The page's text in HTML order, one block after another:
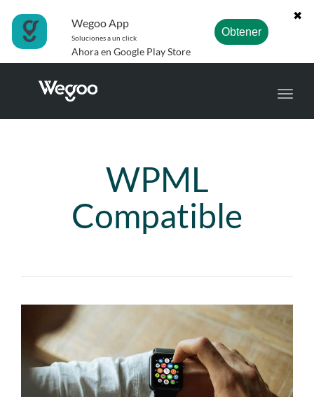
Wegoo App
Soluciones a un click
Ahora en Google Play Store
Obtener
✖
WPML
Compatible